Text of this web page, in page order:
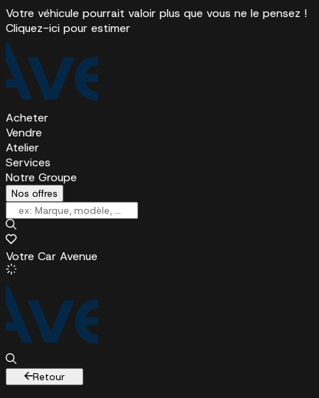
Votre véhicule pourrait valoir plus que vous ne le pensez !
Cliquez-ici pour estimer
Acheter
Vendre
Atelier
Services
Notre Groupe
Nos offres
Votre Car Avenue
Retour